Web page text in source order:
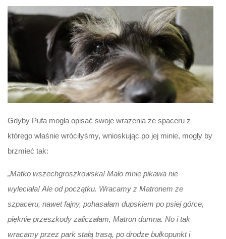
Gdyby Pufa mogła opisać swoje wrażenia ze spaceru z
którego właśnie wróciłyśmy, wnioskując po jej minie, mogły by
brzmieć tak:
„Matko wszechgroszkowska! Mało mnie pikawa nie
wyleciała! Ale od początku. Wracamy z Matronem ze
szpaceru, nawet fajny, pohasałam dupskiem po psiej górce,
pięknie przeszkody zaliczałam, Matron dumna. No i tak
wracamy przez park stałą trasą, po drodze bułkopunkt i